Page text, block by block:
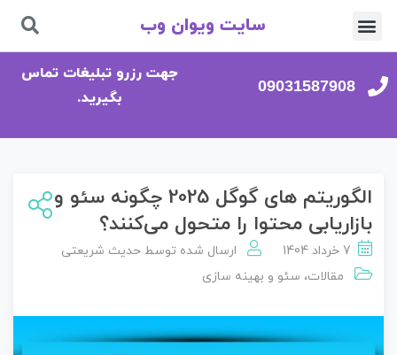
سایت ویوان وب
09031587908
جهت رزرو تبلیغات تماس
بگیرید.
الگوریتم‌ های گوگل 2025 چگونه سئو و
بازاریابی محتوا را متحول می‌کنند؟
7 خرداد 1404 ارسال شده توسط حدیث شریعتی
مقالات، سئو و بهینه سازی